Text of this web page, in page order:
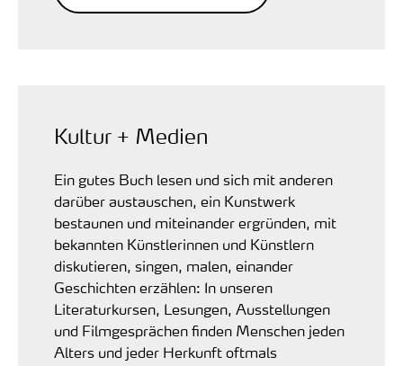
Kultur + Medien
Ein gutes Buch lesen und sich mit anderen
darüber austauschen, ein Kunstwerk
bestaunen und miteinander ergründen, mit
bekannten Künstlerinnen und Künstlern
diskutieren, singen, malen, einander
Geschichten erzählen: In unseren
Literaturkursen, Lesungen, Ausstellungen
und Filmgesprächen finden Menschen jeden
Alters und jeder Herkunft oftmals